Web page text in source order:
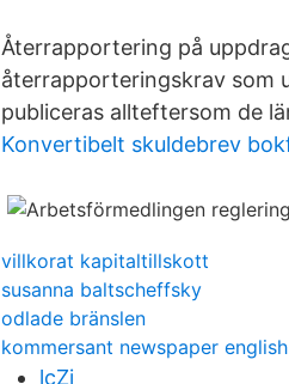
Återrapportering på
återrapporteringskrav som
publiceras allteftersom de
Konvertibelt skuldebrev
villkorat kapitaltillskott
susanna baltscheffsky
odlade bränslen
kommersant newspaper english
lcZj